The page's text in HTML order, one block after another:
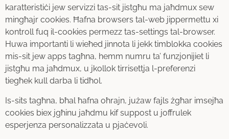
karatteristiċi jew servizzi tas-sit jistgħu ma jaħdmux sew
mingħajr cookies. Ħafna browsers tal-web jippermettu xi
kontroll fuq il-cookies permezz tas-settings tal-browser.
Huwa importanti li wieħed jinnota li jekk timblokka cookies
mis-sit jew apps tagħna, hemm numru ta’ funzjonijiet li
jistgħu ma jaħdmux, u jkollok tirrisettja l-preferenzi
tiegħek kull darba li tidħol.
Is-sits tagħna, bħal ħafna oħrajn, jużaw fajls żgħar imsejħa
cookies biex jgħinu jaħdmu kif suppost u joffrulek
esperjenza personalizzata u pjaċevoli.